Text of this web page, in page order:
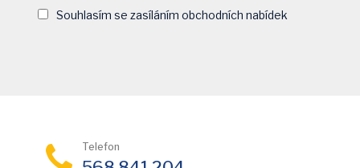
Souhlasím se zasíláním obchodních nabídek
Telefon